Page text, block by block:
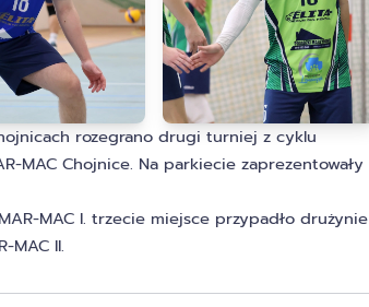
rozegrano drugi turniej z cyklu
MAC Chojnice. Na parkiecie zaprezentowały
MAC I. trzecie miejsce przypadło drużynie
MAC II.